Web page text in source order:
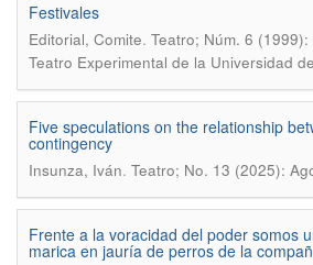
Festivales
Editorial, Comite. Teatro; Núm. 6
Teatro Experimental de la Universidad
Five speculations on the relationship
contingency
Insunza, Iván. Teatro; No. 13 (2025):
Frente a la voracidad del poder somos
marica en jauría de perros de la